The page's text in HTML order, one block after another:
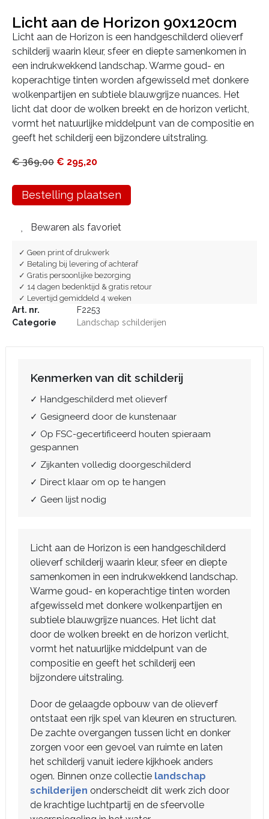
Licht aan de Horizon 90x120cm
Licht aan de Horizon is een handgeschilderd olieverf
schilderij waarin kleur, sfeer en diepte samenkomen in
een indrukwekkend landschap. Warme goud- en
koperachtige tinten worden afgewisseld met donkere
wolkenpartijen en subtiele blauwgrijze nuances. Het
licht dat door de wolken breekt en de horizon verlicht,
vormt het natuurlijke middelpunt van de compositie en
geeft het schilderij een bijzondere uitstraling.
€369,00 € 295,20
Bestelling plaatsen
Bewaren als favoriet
✓ Geen print of drukwerk
✓ Betaling bij levering of achteraf
✓ Gratis persoonlijke bezorging
✓ 14 dagen bedenktijd & gratis retour
✓ Levertijd gemiddeld 4 weken
Art. nr.
F2253
Categorie
Landschap schilderijen
Kenmerken van dit schilderij
✓ Handgeschilderd met olieverf
✓ Gesigneerd door de kunstenaar
✓ Op FSC-gecertificeerd houten spieraam
gespannen
✓ Zijkanten volledig doorgeschilderd
✓ Direct klaar om op te hangen
✓ Geen lijst nodig
Licht aan de Horizon is een handgeschilderd
olieverf schilderij waarin kleur, sfeer en diepte
samenkomen in een indrukwekkend landschap.
Warme goud- en koperachtige tinten worden
afgewisseld met donkere wolkenpartijen en
subtiele blauwgrijze nuances. Het licht dat
door de wolken breekt en de horizon verlicht,
vormt het natuurlijke middelpunt van de
compositie en geeft het schilderij een
bijzondere uitstraling.
Door de gelaagde opbouw van de olieverf
ontstaat een rijk spel van kleuren en structuren.
De zachte overgangen tussen licht en donker
zorgen voor een gevoel van ruimte en laten
het schilderij vanuit iedere kijkhoek anders
ogen. Binnen onze collectie landschap
schilderijen onderscheidt dit werk zich door
de krachtige luchtpartij en de sfeervolle